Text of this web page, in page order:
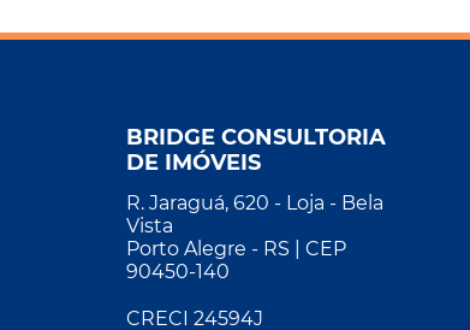
BRIDGE CONSULTORIA
DE IMÓVEIS
R. Jaraguá, 620 - Loja - Bela
Vista
Porto Alegre - RS | CEP
90450-140
CRECI 24594J